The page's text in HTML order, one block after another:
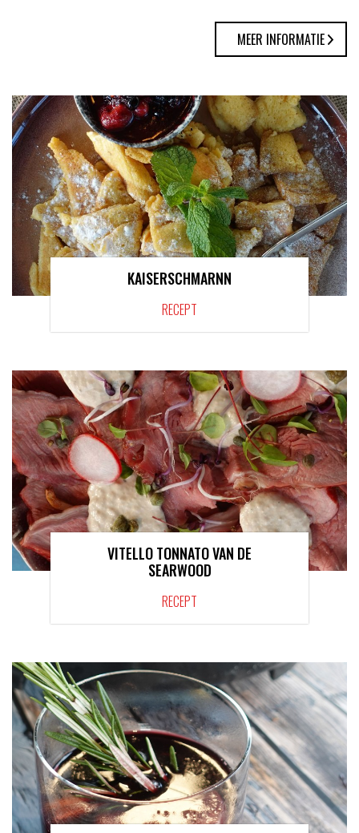
MEER INFORMATIE
KAISERSCHMARNN
RECEPT
VITELLO TONNATO VAN DE
SEARWOOD
RECEPT